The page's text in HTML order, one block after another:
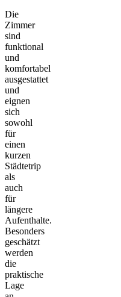
Die
Zimmer
sind
funktional
und
komfortabel
ausgestattet
und
eignen
sich
sowohl
für
einen
kurzen
Städtetrip
als
auch
für
längere
Aufenthalte.
Besonders
geschätzt
werden
die
praktische
Lage